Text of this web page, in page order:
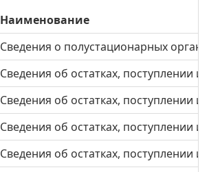
Наименование
Сведения о полустационарных
Сведения об остатках, поступлении
Сведения об остатках, поступлении
Сведения об остатках, поступлении
Сведения об остатках, поступлении